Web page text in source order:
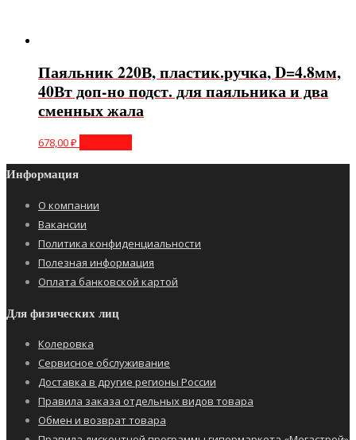
Паяльник 220В, пластик.ручка, D=4.8мм,
40Вт доп-но подст. для паяльника и два
сменных жала
678,00₽
Информация
О компании
Вакансии
Политика конфиденциальности
Полезная информация
Оплата банковской картой
Для физических лиц
Колеровка
Сервисное обслуживание
Доставка в другие регионы России
Правила заказа отдельных видов товара
Обмен и возврат товара